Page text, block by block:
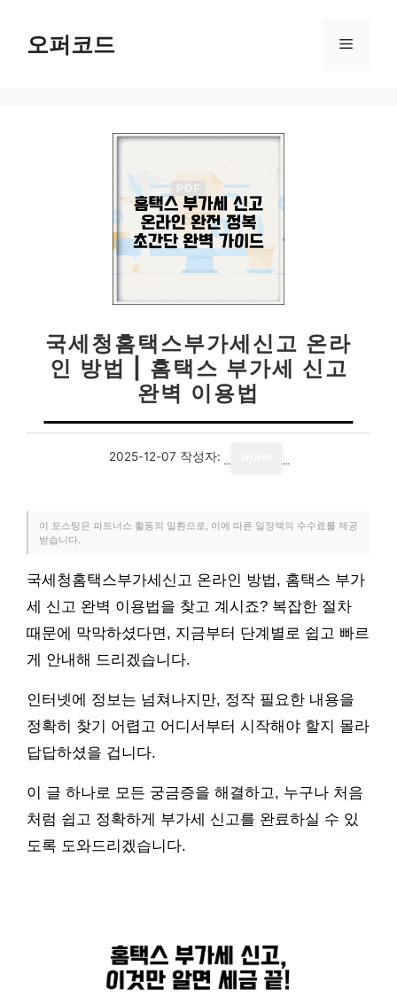
오퍼코드 메
국세청홈택스부가세신고 온라
인 방법 | 홈택스 부가세 신고
완벽 이용법
2025-12-07 작성자:
이 포스팅은 파트너스 활동의 일환으로, 이에 따른 일정액의 수수료를 제공
받습니다.
국세청홈택스부가세신고 온라인 방법, 홈택스 부가
세 신고 완벽 이용법을 찾고 계시죠? 복잡한 절차
때문에 막막하셨다면, 지금부터 단계별로 쉽고 빠르
게 안내해 드리겠습니다.
인터넷에 정보는 넘쳐나지만, 정작 필요한 내용을
정확히 찾기 어렵고 어디서부터 시작해야 할지 몰라
답답하셨을 겁니다.
이 글 하나로 모든 궁금증을 해결하고, 누구나 처음
처럼 쉽고 정확하게 부가세 신고를 완료하실 수 있
도록 도와드리겠습니다.